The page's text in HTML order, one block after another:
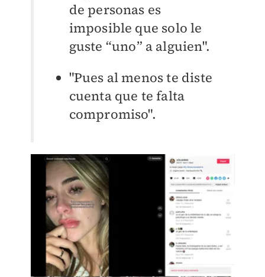
de personas es
imposible que solo le
guste “uno” a alguien".
"Pues al menos te diste
cuenta que te falta
compromiso".